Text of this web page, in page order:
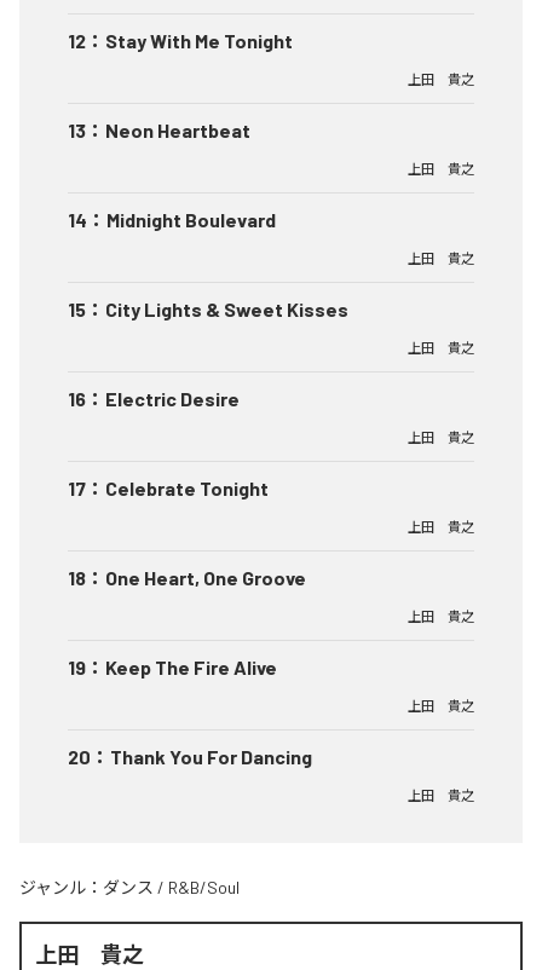
12 ： Stay With Me Tonight
上田 貴之
13 ： Neon Heartbeat
上田 貴之
14 ： Midnight Boulevard
上田 貴之
15 ： City Lights & Sweet Kisses
上田 貴之
16 ： Electric Desire
上田 貴之
17 ： Celebrate Tonight
上田 貴之
18 ： One Heart, One Groove
上田 貴之
19 ： Keep The Fire Alive
上田 貴之
20 ： Thank You For Dancing
上田 貴之
ジャンル： ダンス / R&B/Soul
上田 貴之